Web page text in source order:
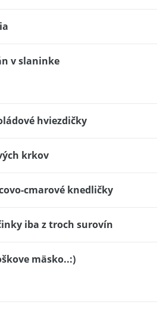
v slaninke
hviezdičky
krkov
cmarové knedličky
iba z troch surovín
mäsko..:)